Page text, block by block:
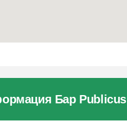
Бар Publicus